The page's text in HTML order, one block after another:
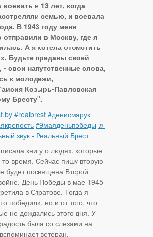
в 13 лет, когда
семью, и воевала
В 1943 году меня
отправили в Москву, где я
А я хотела отомстить
Будьте преданы своей
- свои напутственные слова,
к молодежи,
Козырь-Павловская
Бресту".
#realbrest #денисмарук
#9маяденьпобеды ♬
звук - Реальный Брест
книгу о людях, которые
то время. Сейчас пишу вторую
будет посвящена Второй
День Победы в мае 1945
в Стратове. Тогда я
победили, но и от того, что
не дождались этого дня. У
была со слезами на
ветеран.